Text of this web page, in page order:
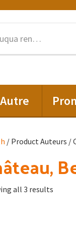
Autre
/ Product Auteurs /
all 3 results